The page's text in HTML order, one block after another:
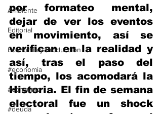
Ambiente
Editorial
Economía y Producción
#economia
#consumo
#deuda
por formateo mental,
dejar de ver los eventos
en movimiento, así se
verifican en la realidad y
así, tras el paso del
tiempo, los acomodará la
Historia. El fin de semana
electoral fue un shock